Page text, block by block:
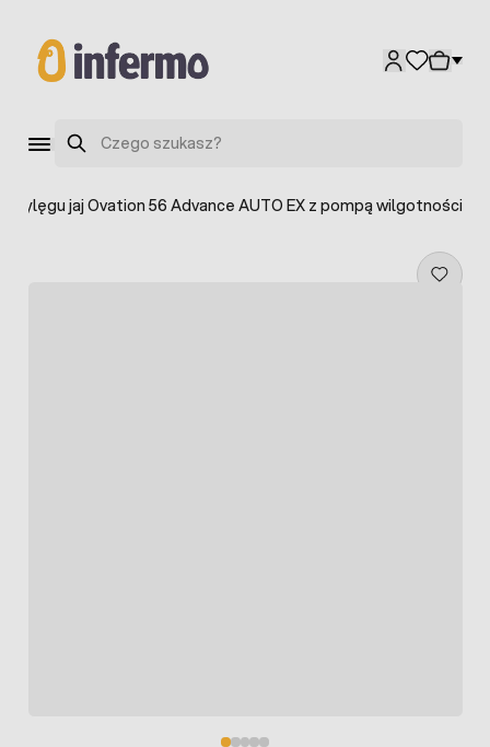
Szukaj
wylęgu jaj Ovation 56 Advance AUTO EX z pompą wilgotności